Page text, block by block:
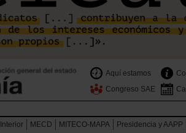
Aquí estamos
Congreso SAE
Interior MECD MITECO-MAPA Presidencia y AAPP